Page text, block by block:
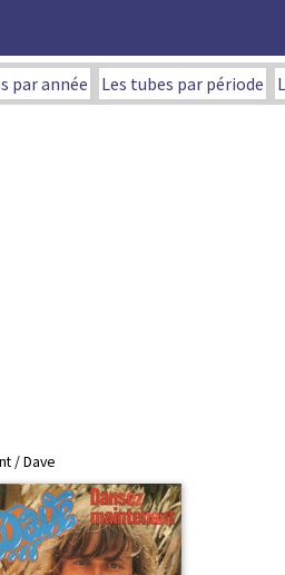
par année Les tubes par période
/ Dave